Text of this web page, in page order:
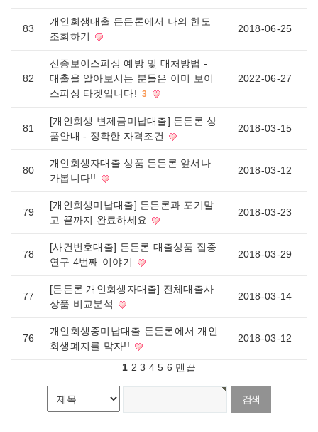
83
개인회생대출 든든론에서 나의 한도
조회하기
2018-06-25
82
신종보이스피싱 예방 및 대처방법 -
대출을 알아보시는 분들은 이미 보이
스피싱 타겟입니다! 3
2022-06-27
81
[개인회생 변제금미납대출] 든든론 상
품안내 - 정확한 자격조건
2018-03-15
80
개인회생자대출 상품 든든론 앞서나
가봅니다!!
2018-03-12
79
[개인회생미납대출] 든든론과 포기말
고 끝까지 완료하세요
2018-03-23
78
[사건번호대출] 든든론 대출상품 집중
연구 4번째 이야기
2018-03-29
77
[든든론 개인회생자대출] 전체대출사
상품 비교분석
2018-03-14
76
개인회생중미납대출 든든론에서 개인
회생폐지를 막자!!
2018-03-12
1 2 3 4 5 6 맨끝